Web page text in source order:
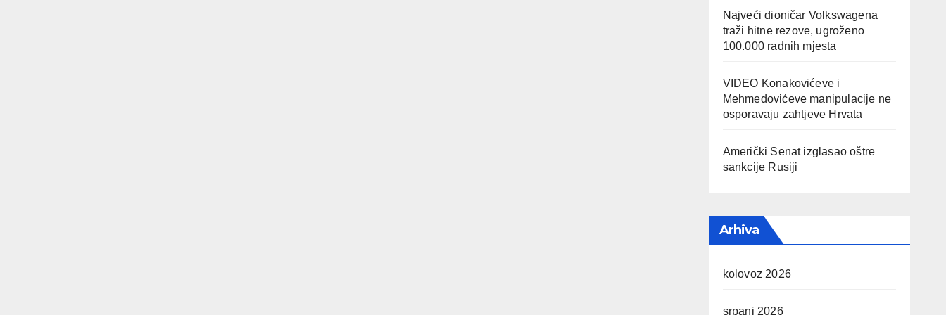
Najveći dioničar Volkswagena
traži hitne rezove, ugroženo
100.000 radnih mjesta
VIDEO Konakovićeve i
Mehmedovićeve manipulacije ne
osporavaju zahtjeve Hrvata
Američki Senat izglasao oštre
sankcije Rusiji
Arhiva
kolovoz 2026
srpanj 2026